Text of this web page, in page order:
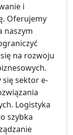
i
Oferujemy
naszym
na rozwoju
się sektor e-
Logistyka
szybka